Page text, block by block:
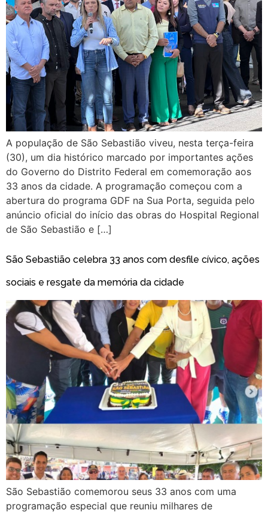
A população de São Sebastião viveu, nesta terça-feira
(30), um dia histórico marcado por importantes ações
do Governo do Distrito Federal em comemoração aos
33 anos da cidade. A programação começou com a
abertura do programa GDF na Sua Porta, seguida pelo
anúncio oficial do início das obras do Hospital Regional
de São Sebastião e […]
São Sebastião celebra 33 anos com desfile cívico, ações
sociais e resgate da memória da cidade
São Sebastião comemorou seus 33 anos com uma
programação especial que reuniu milhares de